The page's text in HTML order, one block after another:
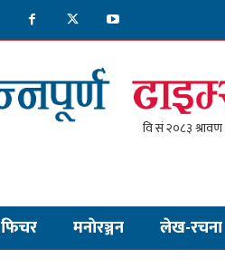
फिचर मनाेरञ्जन लेख-रचना